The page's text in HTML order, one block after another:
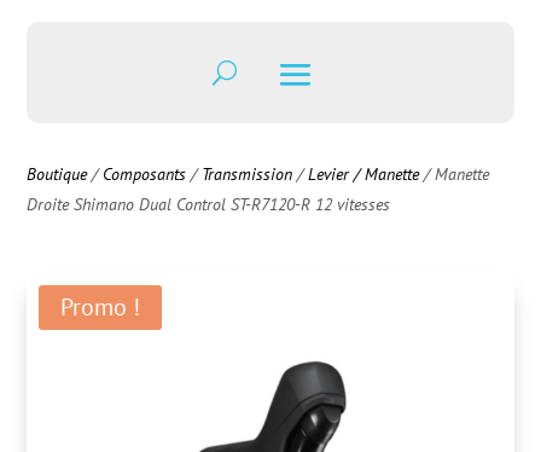
Boutique/Composants /Transmission /Levier / Manette/ Manette
Droite Shimano Dual Control ST-R7120-R 12 vitesses
Promo !